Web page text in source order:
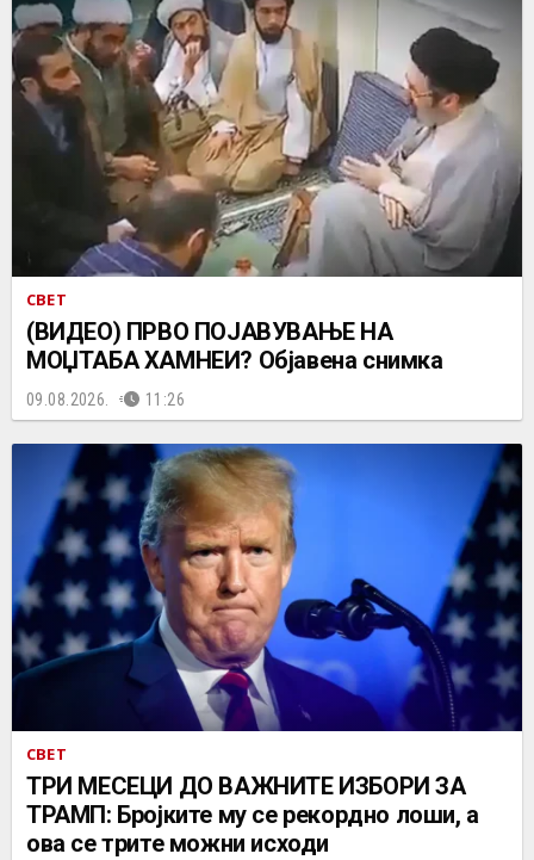
СВЕТ
(ВИДЕО) ПРВО ПОЈАВУВАЊЕ НА
МОЏТАБА ХАМНЕИ? Објавена снимка
09.08.2026. 11:26
СВЕТ
ТРИ МЕСЕЦИ ДО ВАЖНИТЕ ИЗБОРИ ЗА
ТРАМП: Бројките му се рекордно лоши, а
ова се трите можни исходи